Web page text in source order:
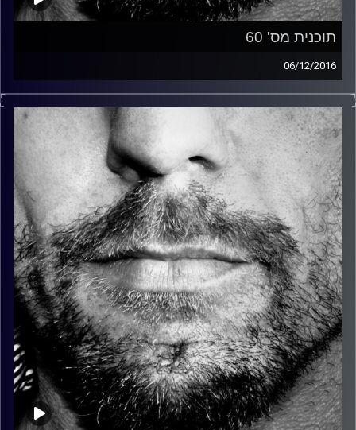
תוכנית מס' 60
06/12/2016
זיפים, מוזיקה מחוספסת של הופעות חיות. הרבה ג'אם, רוק,
בלוז, bluegrass, ג'אז, Fאנק, פרוגרסיב ואפילו אלקטרוניקה.
כל מה שחי, אמיתי ונושם.
עם שמוליק רגב.
קרדיט תמונות: David Goehring